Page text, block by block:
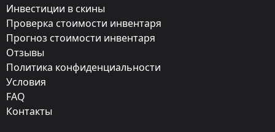
Exterior:
Поношенное
Дротик
Инвестиции в скины
Проверка стоимости инвентаря
Прогноз стоимости инвентаря
Отзывы
Политика конфиденциальности
Условия
FAQ
Контакты